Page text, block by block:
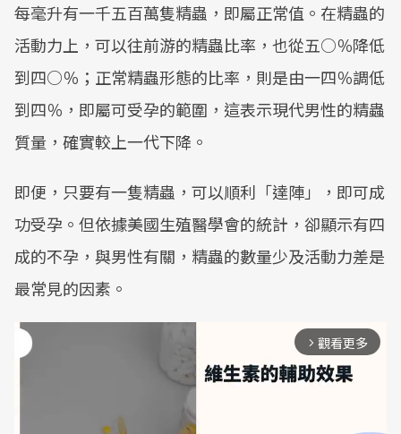
每毫升有一千五百萬隻精蟲，即屬正常值。在精蟲的
活動力上，可以往前游的精蟲比率，也從五○％降低
到四○％；正常精蟲形態的比率，則是由一四％調低
到四％，即屬可受孕的範圍，這表示現代男性的精蟲
質量，確實較上一代下降。
即便，只要有一隻精蟲，可以順利「達陣」，即可成
功受孕。但依據美國生殖醫學會的統計，卻顯示有四
成的不孕，與男性有關，精蟲的數量少及活動力差是
最常見的因素。
arrow_forward_ios 觀看更多